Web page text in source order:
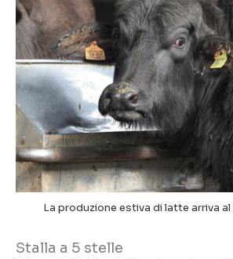
La produzione estiva di latte arriva
Stalla a 5 stelle